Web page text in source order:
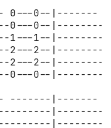
0---0--|-------
0---0--|--------
1---1--|--------
2---2--|--------
2---2--|--------
0---0--|--------
-------|-------